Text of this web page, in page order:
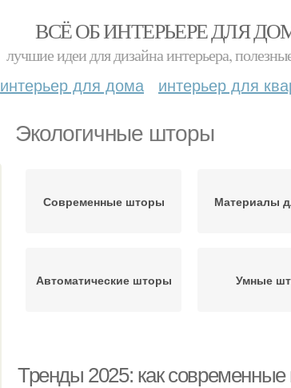
ВСЁ ОБ ИНТЕРЬЕРЕ ДЛЯ
лучшие идеи для дизайна интерьера,
интерьер для дома интерьер для
Экологичные шторы
Современные шторы Материалы
Автоматические шторы Умные
Тренды 2025: как